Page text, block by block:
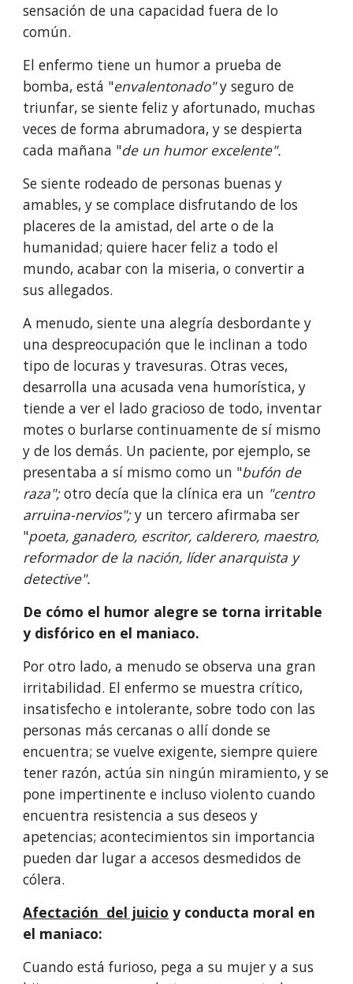
sensación de una capacidad fuera de lo
común.
El enfermo tiene un humor a prueba de
bomba, está "envalentonado" y seguro de
triunfar, se siente feliz y afortunado, muchas
veces de forma abrumadora, y se despierta
cada mañana "de un humor excelente".
Se siente rodeado de personas buenas y
amables, y se complace disfrutando de los
placeres de la amistad, del arte o de la
humanidad; quiere hacer feliz a todo el
mundo, acabar con la miseria, o convertir a
sus allegados.
A menudo, siente una alegría desbordante y
una despreocupación que le inclinan a todo
tipo de locuras y travesuras. Otras veces,
desarrolla una acusada vena humorística, y
tiende a ver el lado gracioso de todo, inventar
motes o burlarse continuamente de sí mismo
y de los de­más. Un paciente, por ejemplo, se
presentaba a sí mismo como un "bufón de
raza"; otro decía que la clínica era un "centro
arruina-nervios"; y un tercero afirmaba ser
"poeta, ganadero, escritor, calderero, maestro,
reformador de la nación, líder anarquista y
detective".
De cómo el humor alegre se torna irritable
y disfórico en el maniaco.
Por otro lado, a menudo se observa una gran
irritabilidad. El enfermo se muestra crítico,
insatisfecho e intolerante, sobre todo con las
personas más cercanas o allí donde se
encuentra; se vuelve exigente, siempre quiere
tener razón, actúa sin ningún miramiento, y se
pone impertinente e incluso violento cuando
encuentra resistencia a sus deseos y
apetencias; acontecimientos sin importancia
pueden dar lugar a accesos desmedidos de
cólera.
Afectación  del juicio y conducta moral en
el maniaco:
Cuando está furioso, pega a su mujer y a sus